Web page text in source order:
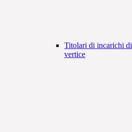
Titolari di incarichi
vertice